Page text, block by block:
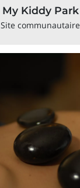
My Kiddy Park
Site communautaire